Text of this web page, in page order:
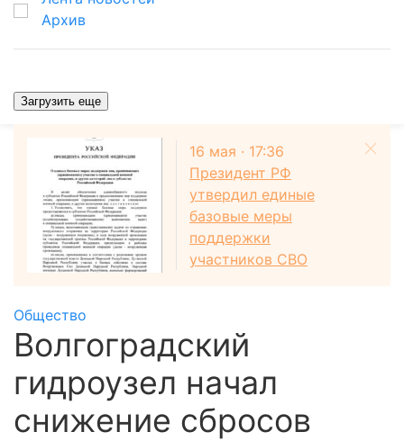
Архив
Загрузить еще
16 мая · 17:36
Президент РФ
утвердил единые
базовые меры
поддержки
участников СВО
Общество
Волгоградский
гидроузел начал
снижение сбросов